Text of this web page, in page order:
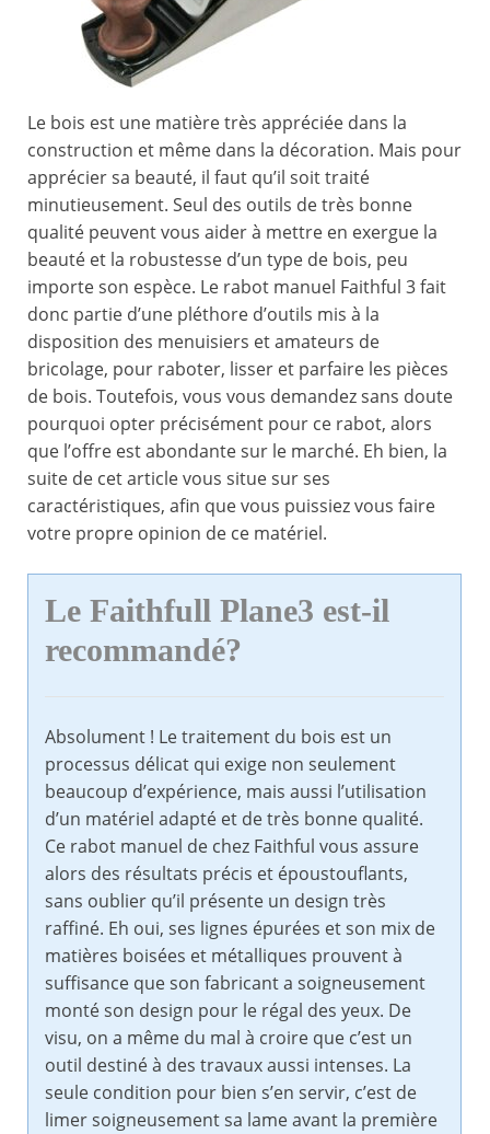
Le bois est une matière très appréciée dans la
construction et même dans la décoration. Mais pour
apprécier sa beauté, il faut qu’il soit traité
minutieusement. Seul des outils de très bonne
qualité peuvent vous aider à mettre en exergue la
beauté et la robustesse d’un type de bois, peu
importe son espèce. Le rabot manuel Faithful 3 fait
donc partie d’une pléthore d’outils mis à la
disposition des menuisiers et amateurs de
bricolage, pour raboter, lisser et parfaire les pièces
de bois. Toutefois, vous vous demandez sans doute
pourquoi opter précisément pour ce rabot, alors
que l’offre est abondante sur le marché. Eh bien, la
suite de cet article vous situe sur ses
caractéristiques, afin que vous puissiez vous faire
votre propre opinion de ce matériel.
Le Faithfull Plane3 est-il
recommandé?
Absolument ! Le traitement du bois est un
processus délicat qui exige non seulement
beaucoup d’expérience, mais aussi l’utilisation
d’un matériel adapté et de très bonne qualité.
Ce rabot manuel de chez Faithful vous assure
alors des résultats précis et époustouflants,
sans oublier qu’il présente un design très
raffiné. Eh oui, ses lignes épurées et son mix de
matières boisées et métalliques prouvent à
suffisance que son fabricant a soigneusement
monté son design pour le régal des yeux. De
visu, on a même du mal à croire que c’est un
outil destiné à des travaux aussi intenses. La
seule condition pour bien s’en servir, c’est de
limer soigneusement sa lame avant la première